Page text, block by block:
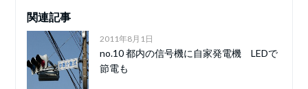
関連記事
2011年8月1日
no.10 都内の信号機に自家発電機 LEDで
節電も